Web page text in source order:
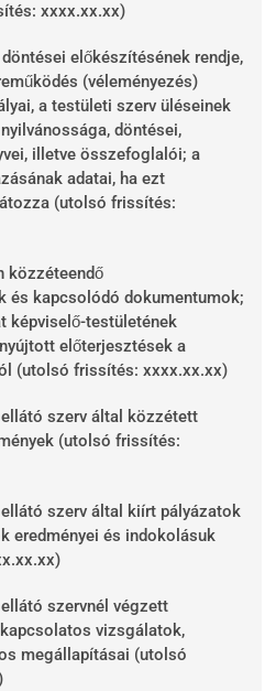
xxxx.xx.xx)
előkészítésének rendje,
(véleményezés)
a testületi szerv üléseinek
döntései,
illetve összefoglalói; a
adatai, ha ezt
(utolsó frissítés:
közzéteendő
és kapcsolódó dokumentumok;
képviselő-testületének
előterjesztések a
(utolsó frissítés: xxxx.xx.xx)
szerv által közzétett
(utolsó frissítés:
szerv által kiírt pályázatok
eredményei és indokolásuk
szervnél végzett
vizsgálatok,
megállapításai (utolsó